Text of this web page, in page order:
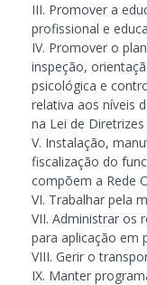
III. Promover a
profissional e
IV. Promover o
inspeção,
psicológica e
relativa aos níveis
na Lei de
V. Instalação,
fiscalização do
compõem a Rede
VI. Trabalhar pela
VII. Administrar os
para aplicação em
VIII. Gerir o
IX. Manter